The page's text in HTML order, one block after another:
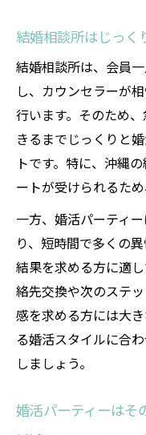
結婚相談所はじっく
結婚相談所は、会員
し、カウンセラーが
行います。そのため
きるまでじっくりと
トです。特に、沖縄
ートが受けられるため
一方、婚活パーティ
り、短時間で多くの
結果を求める方に適
絡先交換や次のステ
感を求める方には大
る婚活スタイルに合
しましょう。
婚活パーティーはそ